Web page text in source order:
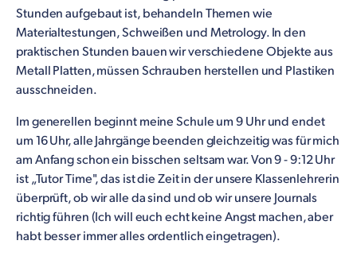
Stunden aufgebaut ist, behandeln Themen wie
Materialtestungen, Schweißen und Metrology. In den
praktischen Stunden bauen wir verschiedene Objekte aus
Metall Platten, müssen Schrauben herstellen und Plastiken
ausschneiden.
Im generellen beginnt meine Schule um 9 Uhr und endet
um 16 Uhr, alle Jahrgänge beenden gleichzeitig was für mich
am Anfang schon ein bisschen seltsam war. Von 9 - 9:12 Uhr
ist „Tutor Time", das ist die Zeit in der unsere Klassenlehrerin
überprüft, ob wir alle da sind und ob wir unsere Journals
richtig führen (Ich will euch echt keine Angst machen, aber
habt besser immer alles ordentlich eingetragen).